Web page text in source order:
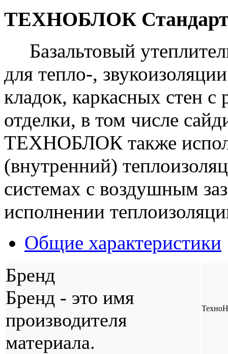
ТЕХНОБЛОК Стандарт.
Базальтовый
для тепло-,
кладок, каркасных стен
отделки, в том числе
ТЕХНОБЛОК также
(внутренний)
системах с воздушным
исполнении
Общие характеристики
Бренд
Бренд - это имя
производителя
материала.